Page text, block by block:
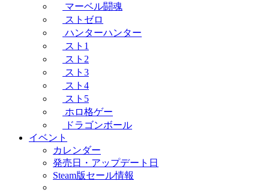
マーベル闘魂
ストゼロ
ハンターハンター
スト1
スト2
スト3
スト4
スト5
ホロ格ゲー
ドラゴンボール
イベント
カレンダー
発売日・アップデート日
Steam版セール情報